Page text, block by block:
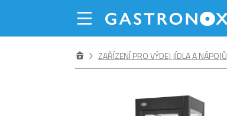
ZAŘÍZENÍ PRO VÝDEJ JÍDLA A NÁPOJŮ